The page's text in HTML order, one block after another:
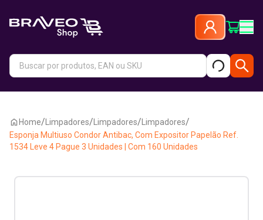
Home/ Limpadores/ Limpadores/ Limpadores/
Esponja Multiuso Condor Antibac, Com Expositor Papelão Ref.
1534 Leve 4 Pague 3 Unidades | Com 160 Unidades